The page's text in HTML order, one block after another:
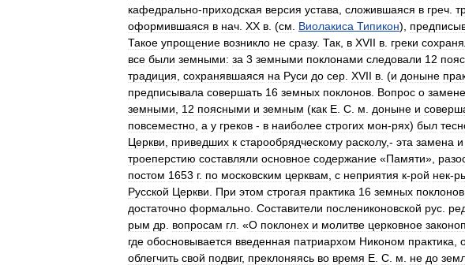
кафедрально-приходская версия устава сложившаяся в греч
оформившаяся в нач XX в . (см Виолакиса Типикон),
Такое упрощение возникло не сразу. Так в XVII в греки
все были земными: за 3 земными поклонами следовали 12
традиция сохранявшаяся на Руси до сер XVII в . (и доныне
предписывала совершать 16 земных поклонов Вопрос о замене
земными
12 поясными и земным (как Е С м доныне и
повсеместно а у греков - в наиболее строгих мон-рях) был
Церкви
приведших к старообрядческому расколу,- эта замена и
троеперстию составляли основное содержание «Памяти»,
постом 1653 г. по московским церквам с неприятия к-рой нек-
Русской Церкви При этом строгая практика 16 земных поклонов
достаточно формально Составители послениконовской рус
рым др вопросам гл . «О поклонех и молитве церковное
где обосновывается введенная патриархом Никоном практика
облегчить свой подвиг, преклоняясь во время Е С м не до